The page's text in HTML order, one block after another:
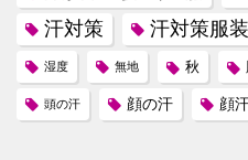
汗対策 汗対策服装
湿度 無地 秋
頭の汗 顔の汗 顔